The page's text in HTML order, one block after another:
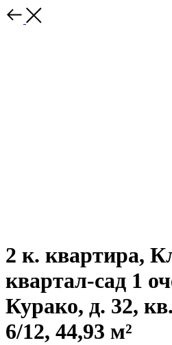
2 к. квартира,
квартал-сад 1
Курако, д. 32,
6/12, 44,93 м²